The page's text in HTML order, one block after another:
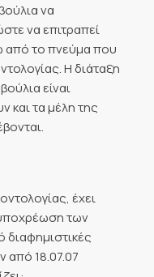
να
να επιτραπεί
από το πνεύμα που
Η διάταξη
είναι
και τα μέλη της
έχει
των
από 18.07.07